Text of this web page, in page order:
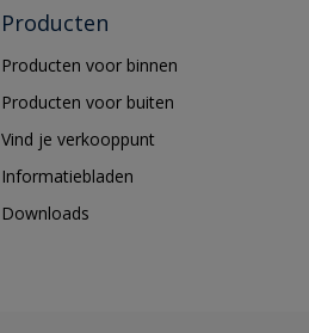
Producten
Producten voor binnen
Producten voor buiten
Vind je verkooppunt
Informatiebladen
Downloads